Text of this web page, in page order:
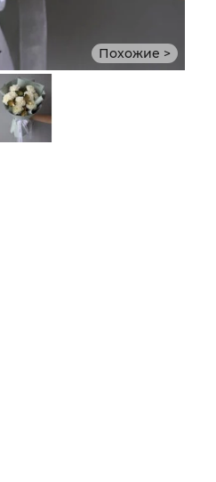
Похожие >